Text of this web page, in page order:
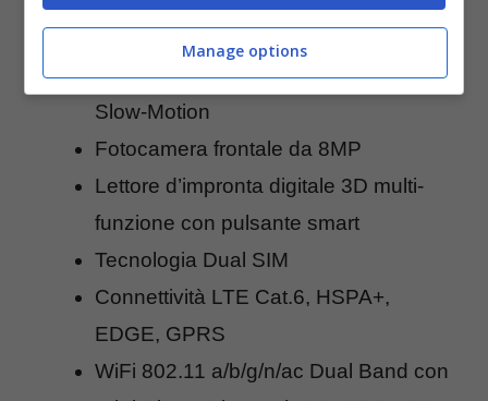
monocromatico, modalità Pro, HDR,
Slow-Motion
Fotocamera frontale da 8MP
Lettore d’impronta digitale 3D multi-
funzione con pulsante smart
Tecnologia Dual SIM
Connettività LTE Cat.6, HSPA+,
EDGE, GPRS
WiFi 802.11 a/b/g/n/ac Dual Band con
Manage options